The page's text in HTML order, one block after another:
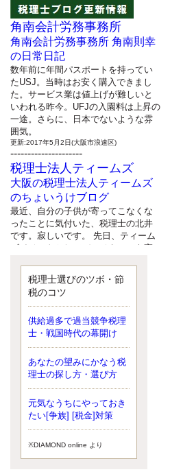
角南会計労務事務所
角南会計労務事務所 角南則幸
の日常日記
数年前に年間パスポートを持ってい
たUSJ。当時はお安く購入できまし
た。サービス業は値上げが難しいと
いわれる昨今。UFJの入園料は上昇の
一途。さらに、日本でないような雰
囲気。
更新:2017年5月2日(大阪市浪速区)
---------------------
税理士法人ティームズ
大阪の税理士法人ティームズ
のちょいうけブログ
最近、自分の子供が寄ってこなくな
ったことに気付いた、税理士の北井
です。寂しいです。 先日、ティーム
ズイベントとしてバーベキューを実
と思いましたが、そこはセンスある
後のブロガーに任せようと思いま
更新:2017年5月1日(大阪市北区)
---------------------
サクセス会計事務所
サクセス税理士のお役立ちブ
ログ
平成２７年１月１日以降開始の相続
より、相続税の基礎控除額（相続税
が課税されない遺産の上限額）が縮
小されたため、お亡くなりになった
更新:2017年5月1日(大阪市中央区)
---------------------
税理士選びのツボ・節
税のコツ
供給過多で過当競争税理
士・戦国時代の幕開け
あなたの望みにかなう税
理士の探し方・選び方
元気なうちにやっておき
たい[争族] [税金]対策
※DIAMOND online より